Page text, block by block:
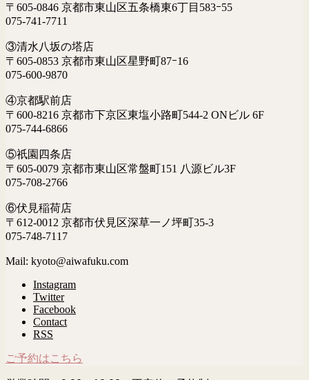
〒605-0846 京都市東山区五条橋東6丁目583ｰ55
075-741-7711
③清水八坂の塔店
〒605-0853 京都市東山区星野町87ｰ16
075-600-9870
④京都駅前店
〒600-8216 京都市下京区東塩小路町544-2 ONビル 6F
075-744-6866
⑤祇園四条店
〒605-0079 京都市東山区常盤町151 八源ビル3F
075-708-2766
⑥伏見稲荷店
〒612-0012 京都市伏見区深草一ノ坪町35-3
075-748-7117
Mail: kyoto@aiwafuku.com
Instagram
Twitter
Facebook
Contact
RSS
ご予約はこちら